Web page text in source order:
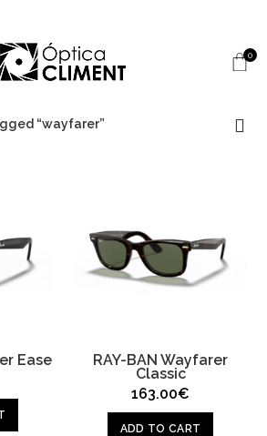
0
“wayfarer”
Ease
RAY-BAN Wayfarer
Classic
163.00€
ADD TO CART